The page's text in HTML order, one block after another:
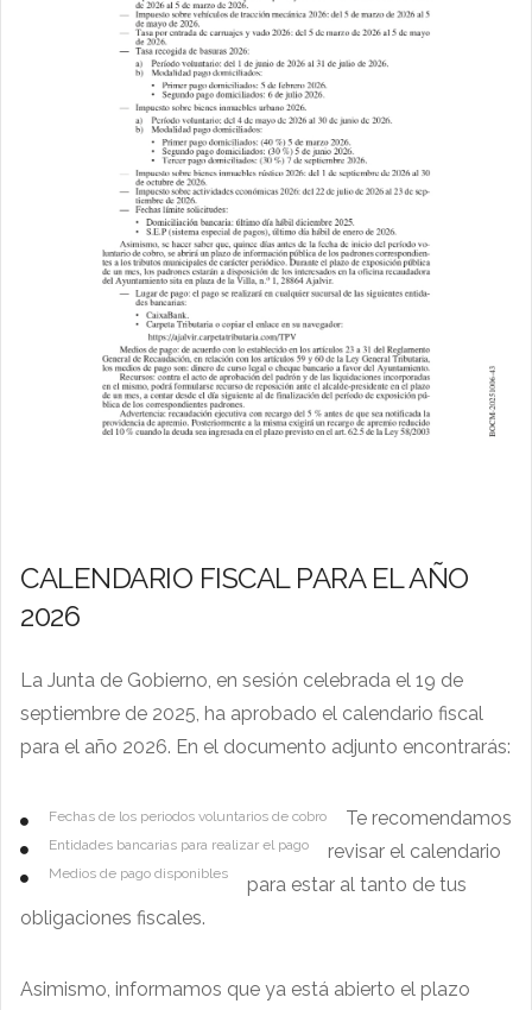
CALENDARIO FISCAL PARA EL AÑO
2026
La Junta de Gobierno, en sesión celebrada el 19 de
septiembre de 2025, ha aprobado el calendario fiscal
para el año 2026. En el documento adjunto encontrarás:
Fechas de los periodos voluntarios de cobro
Entidades bancarias para realizar el pago
Medios de pago disponibles
Te recomendamos
revisar el calendario
para estar al tanto de tus
obligaciones fiscales.
Asimismo, informamos que ya está abierto el plazo